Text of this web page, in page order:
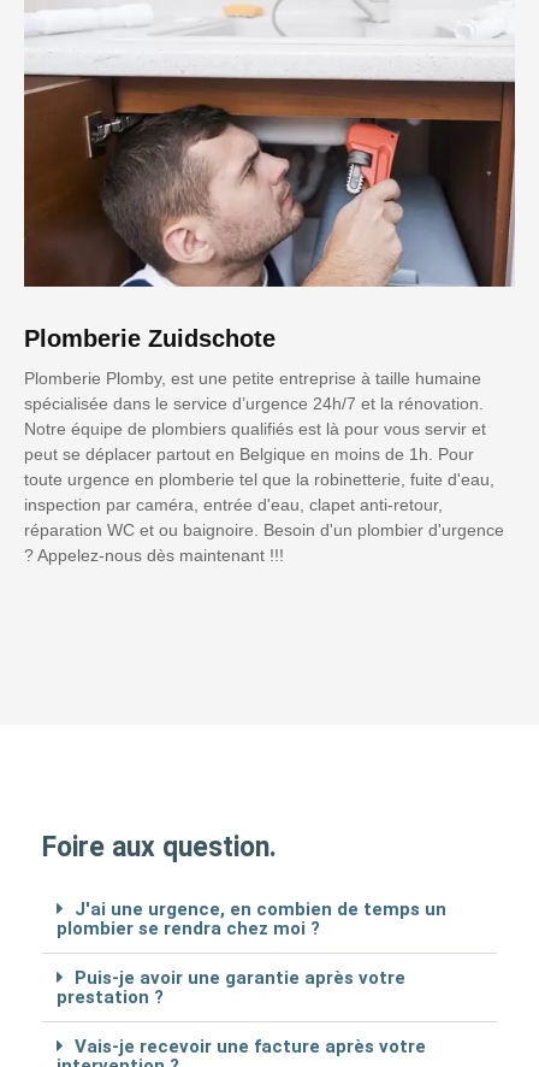
Plomberie Zuidschote
Plomberie Plomby, est une petite entreprise à taille humaine
spécialisée dans le service d’urgence 24h/7 et la rénovation.
Notre équipe de plombiers qualifiés est là pour vous servir et
peut se déplacer partout en Belgique en moins de 1h. Pour
toute urgence en plomberie tel que la robinetterie, fuite d'eau,
inspection par caméra, entrée d'eau, clapet anti-retour,
réparation WC et ou baignoire. Besoin d'un plombier d'urgence
? Appelez-nous dès maintenant !!!
Foire aux question.
J'ai une urgence, en combien de temps un
plombier se rendra chez moi ?
Puis-je avoir une garantie après votre
prestation ?
Vais-je recevoir une facture après votre